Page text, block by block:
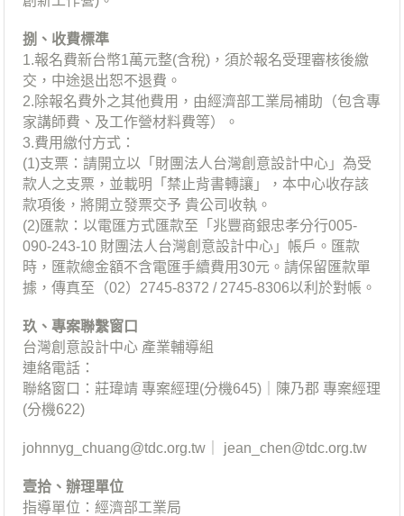
捌、收費標準
1.報名費新台幣1萬元整(含稅)，須於報名受理審核後繳
交，中途退出恕不退費。
2.除報名費外之其他費用，由經濟部工業局補助（包含專
家講師費、及工作營材料費等）。
3.費用繳付方式：
(1)支票：請開立以「財團法人台灣創意設計中心」為受
款人之支票，並載明「禁止背書轉讓」，本中心收存該
款項後，將開立發票交予 貴公司收執。
(2)匯款：以電匯方式匯款至「兆豐商銀忠孝分行005-
090-243-10 財團法人台灣創意設計中心」帳戶。匯款
時，匯款總金額不含電匯手續費用30元。請保留匯款單
據，傳真至（02）2745-8372 / 2745-8306以利於對帳。
玖、專案聯繫窗口
台灣創意設計中心 產業輔導組
連絡電話：
聯絡窗口：莊瑋靖 專案經理(分機645)｜陳乃郡 專案經理
(分機622)
johnnyg_chuang@tdc.org.tw jean_chen@tdc.org.tw
壹拾、辦理單位
指導單位：經濟部工業局